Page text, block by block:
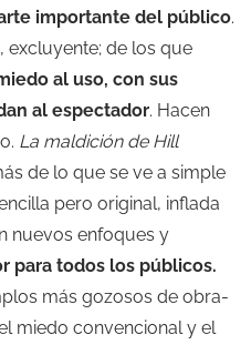
importante del público.
excluyente; de los que
al uso, con sus
al espectador. Hacen
La maldición de Hill
de lo que se ve a simple
pero original, inflada
nuevos enfoques y
para todos los públicos.
más gozosos de obra-
miedo convencional y el